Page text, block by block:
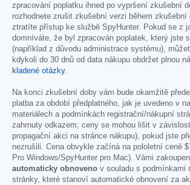
zpracování poplatku ihned po vypršení zkušební
rozhodnete zrušit zkušební verzi během zkušební
ztratíte přístup ke službě SpyHunter. Pokud se z
domníváte, že byl zpracován poplatek, který jste
(například z důvodu administrace systému),
kdykoli do 30 dnů od data nákupu obdržet plnou
kladené otázky.
Na konci zkušební doby vám bude okamžitě
platba za období předplatného, jak je uvedeno v
materiálech a podmínkách registrační/nákupní
zahrnuty odkazem; ceny se mohou lišit v
propagační akci na stránce nákupu), pokud jste
nezrušili. Cena obvykle začíná na pololetní ceně
Pro Windows/SpyHunter pro Mac). Vámi
automaticky obnoveno v souladu s podmínkami
stránky, které stanoví automatické obnovení za